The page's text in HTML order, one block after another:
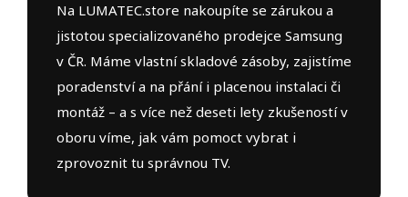
Na LUMATEC.store nakoupíte se zárukou a
jistotou specializovaného prodejce Samsung
v ČR. Máme vlastní skladové zásoby, zajistíme
poradenství a na přání i placenou instalaci či
montáž – a s více než deseti lety zkušeností v
oboru víme, jak vám pomoct vybrat i
zprovoznit tu správnou TV.